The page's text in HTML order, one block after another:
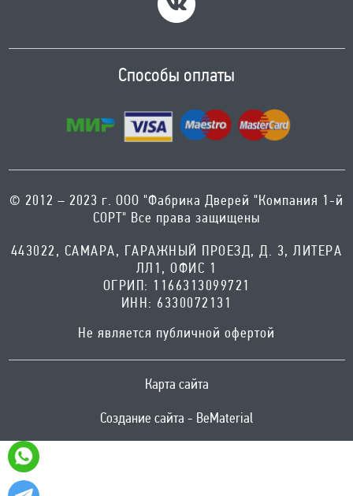
Способы оплаты
© 2012 – 2023 г. ООО "Фабрика Дверей "Компания 1-й
СОРТ" Все права защищены
443022, САМАРА, ГАРАЖНЫЙ ПРОЕЗД, Д. 3, ЛИТЕРА
ЛЛ1, ОФИС 1
ОГРИП: 1166313099721
ИНН: 6330072131
Не является публичной офертой
Карта сайта
Создание сайта - BeMaterial